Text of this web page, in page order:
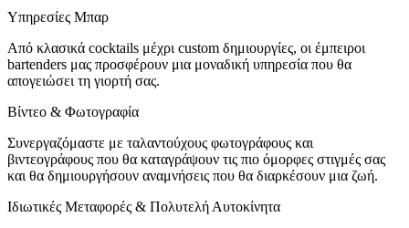
Υπηρεσίες Μπαρ
Από κλασικά cocktails μέχρι custom δημιουργίες, οι έμπειροι
bartenders μας προσφέρουν μια μοναδική υπηρεσία που θα
απογειώσει τη γιορτή σας.
Βίντεο & Φωτογραφία
Συνεργαζόμαστε με ταλαντούχους φωτογράφους και
βιντεογράφους που θα καταγράψουν τις πιο όμορφες στιγμές σας
και θα δημιουργήσουν αναμνήσεις που θα διαρκέσουν μια ζωή.
Ιδιωτικές Μεταφορές & Πολυτελή Αυτοκίνητα